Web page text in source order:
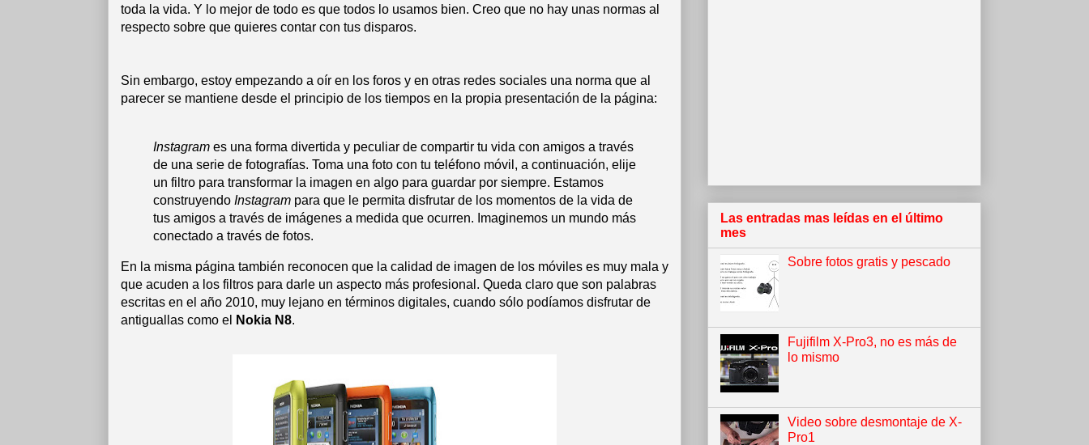
toda la vida. Y lo mejor de todo es que todos lo usamos bien. Creo que no hay unas normas al
respecto sobre que quieres contar con tus disparos.
Sin embargo, estoy empezando a oír en los foros y en otras redes sociales una norma que al
parecer se mantiene desde el principio de los tiempos en la propia presentación de la página:
Instagram es una forma divertida y peculiar de compartir tu vida con amigos a través
de una serie de fotografías. Toma una foto con tu teléfono móvil, a continuación, elije
un filtro para transformar la imagen en algo para guardar por siempre. Estamos
construyendo Instagram para que le permita disfrutar de los momentos de la vida de
tus amigos a través de imágenes a medida que ocurren. Imaginemos un mundo más
conectado a través de fotos.
En la misma página también reconocen que la calidad de imagen de los móviles es muy mala y
que acuden a los filtros para darle un aspecto más profesional. Queda claro que son palabras
escritas en el año 2010, muy lejano en términos digitales, cuando sólo podíamos disfrutar de
antiguallas como el
Nokia N8.
Las entradas mas leídas en el último
mes
Sobre fotos gratis y pescado
Fujifilm X-Pro3, no es más de
lo mismo
Video sobre desmontaje de X-
Pro1